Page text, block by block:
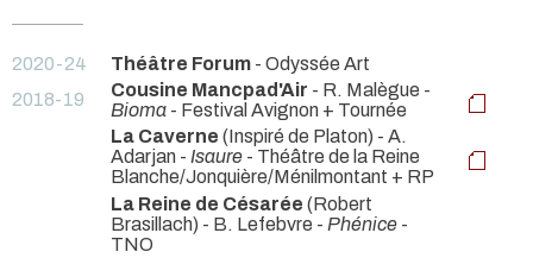
2020-24 Théâtre Forum - Odyssée Art
2018-19
Cousine Mancpad'Air - R. Malègue -
Bioma - Festival Avignon + Tournée
La Caverne (Inspiré de Platon) - A.
Adarjan - Isaure - Théâtre de la Reine
Blanche/Jonquière/Ménilmontant + RP
La Reine de Césarée (Robert
Brasillach) - B. Lefebvre - Phénice -
TNO